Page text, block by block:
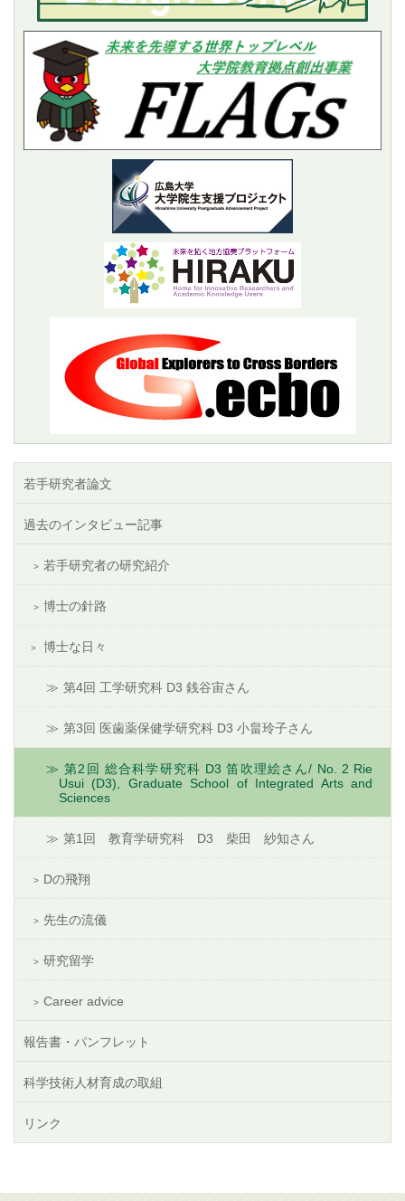
若手研究者論文
過去のインタビュー記事
若手研究者の研究紹介
博士の針路
博士な日々
第4回 工学研究科 D3 銭谷宙さん
第3回 医歯薬保健学研究科 D3 小畠玲子さん
第2回 総合科学研究科 D3 笛吹理絵さん/ No. 2 Rie
Usui (D3), Graduate School of Integrated Arts and
Sciences
第1回 教育学研究科 D3 柴田 紗知さん
Dの飛翔
先生の流儀
研究留学
Career advice
報告書・パンフレット
科学技術人材育成の取組
リンク